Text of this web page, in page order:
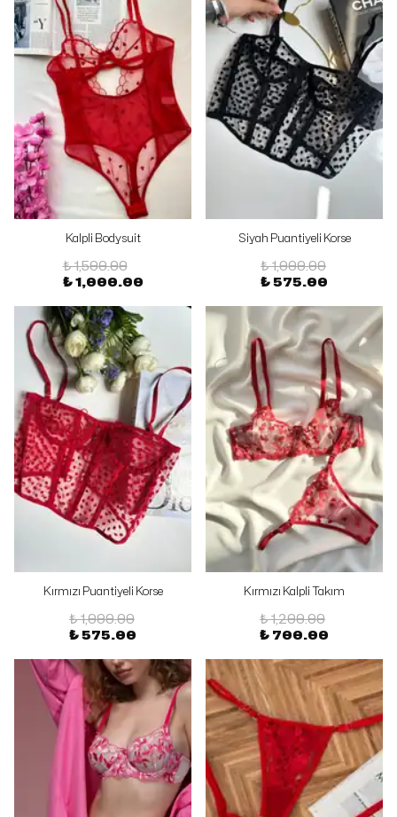
Kalpli Bodysuit
₺ 1,500.00
₺ 1,000.00
Siyah Puantiyeli Korse
₺ 1,000.00
₺ 575.00
Kırmızı Puantiyeli Korse
₺ 1,000.00
₺ 575.00
Kırmızı Kalpli Takım
₺ 1,200.00
₺ 700.00